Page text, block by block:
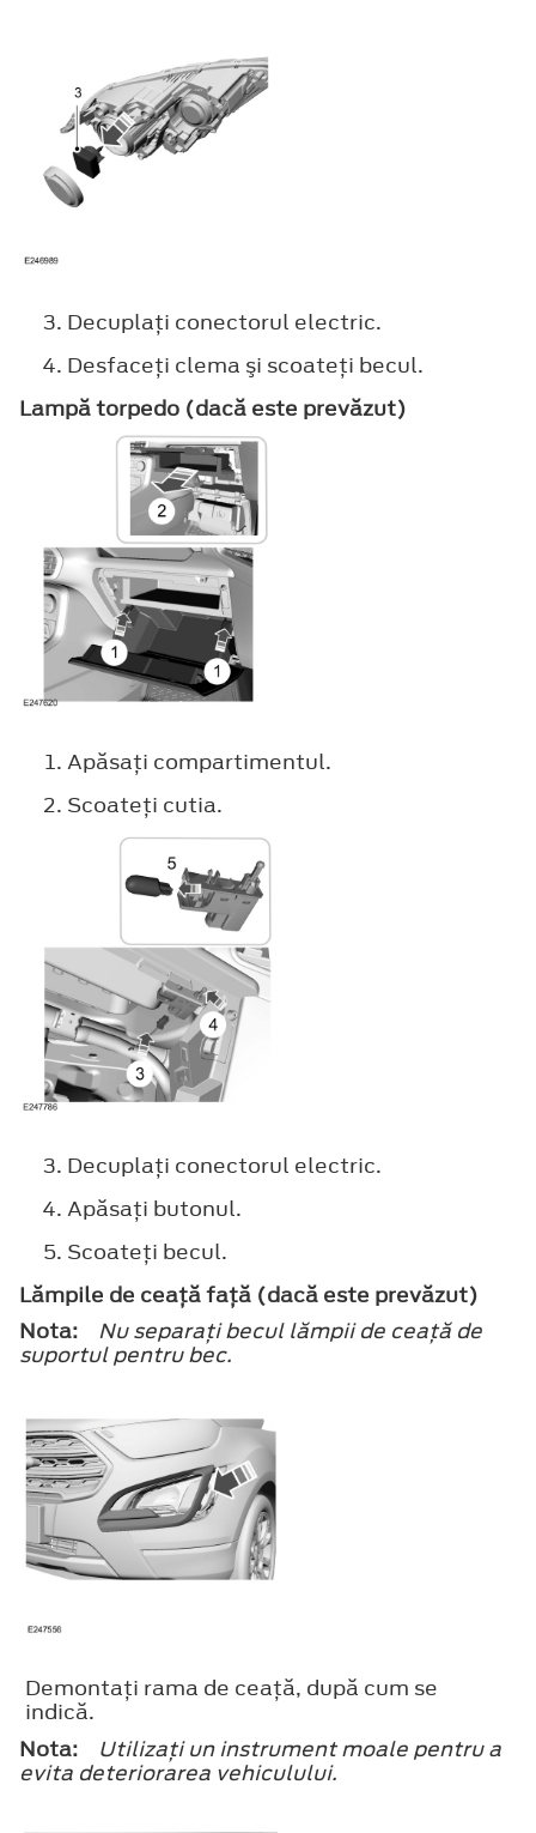
Decuplaţi conectorul electric.
Desfaceţi clema şi scoateţi becul.
Lampă torpedo (dacă este prevăzut)
Apăsaţi compartimentul.
Scoateţi cutia.
Decuplaţi conectorul electric.
Apăsaţi butonul.
Scoateţi becul.
Lămpile de ceaţă faţă (dacă este prevăzut)
Nota:
Nu separaţi becul lămpii de ceaţă de
suportul pentru bec.
Demontaţi rama de ceaţă, după cum se
indică.
Nota:
Utilizaţi un instrument moale pentru a
evita deteriorarea vehiculului.